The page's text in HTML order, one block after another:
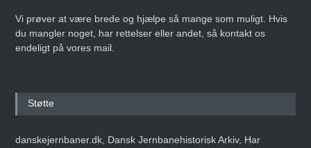
Vi prøver at være brede og hjælpe så mange som muligt. Hvis
du mangler noget, har rettelser eller andet, så kontakt os
endeligt på vores mail.
Støtte
danskejernbaner.dk, Dansk Jernbanehistorisk Arkiv, Har